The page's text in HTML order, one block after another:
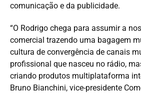
comunicação e da publicidade.
“O Rodrigo chega para assumir a
comercial trazendo uma bagagem
cultura de convergência de canais
profissional que nasceu no rádio,
criando produtos multiplataforma
Bruno Bianchini, vice-presidente